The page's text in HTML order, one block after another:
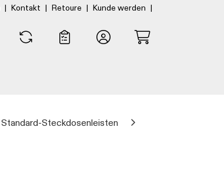
| Kontakt | Retoure | Kunde werden |
Standard-Steckdosenleisten